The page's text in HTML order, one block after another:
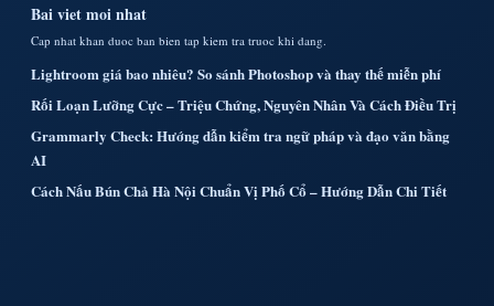
Bai viet moi nhat
Cap nhat khan duoc ban bien tap kiem tra truoc khi dang.
Lightroom giá bao nhiêu? So sánh Photoshop và thay thế miễn phí
Rối Loạn Lưỡng Cực – Triệu Chứng, Nguyên Nhân Và Cách Điều Trị
Grammarly Check: Hướng dẫn kiểm tra ngữ pháp và đạo văn bằng
AI
Cách Nấu Bún Chả Hà Nội Chuẩn Vị Phố Cổ – Hướng Dẫn Chi Tiết